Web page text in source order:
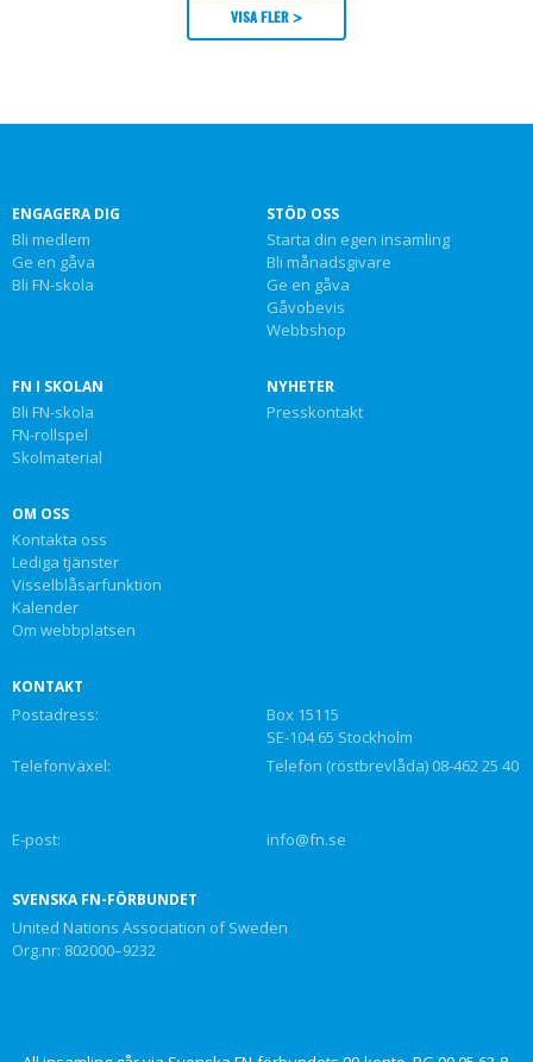
VISA FLER >
ENGAGERA DIG
Bli medlem
Ge en gåva
Bli FN-skola
STÖD OSS
Starta din egen insamling
Bli månadsgivare
Ge en gåva
Gåvobevis
Webbshop
FN I SKOLAN
Bli FN-skola
FN-rollspel
Skolmaterial
NYHETER
Presskontakt
OM OSS
Kontakta oss
Lediga tjänster
Visselblåsarfunktion
Kalender
Om webbplatsen
KONTAKT
Postadress:
Box 15115
SE-104 65 Stockholm
Telefonväxel:
Telefon (röstbrevlåda) 08-462 25 40
E-post: info@fn.se
SVENSKA FN-FÖRBUNDET
United Nations Association of Sweden
Org.nr: 802000–9232